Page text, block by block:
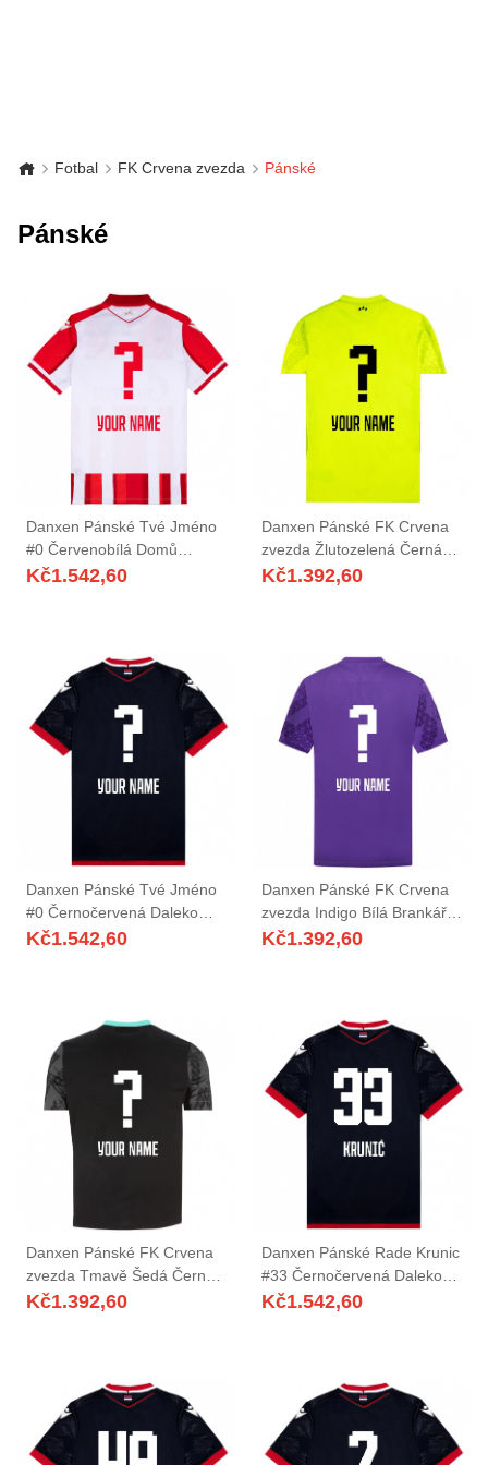
Fotbal FK Crvena zvezda Pánské
Pánské
Danxen Pánské Tvé Jméno
#0 Červenobílá Domů
Hráčské Dresy 2025/26 Dres
Kč1.542,60
Danxen Pánské FK Crvena
zvezda Žlutozelená Černá
Brankář Dresy 2025/26 Dres
Kč1.392,60
Danxen Pánské Tvé Jméno
#0 Černočervená Daleko
Hráčské Dresy 2025/26 Dres
Kč1.542,60
Danxen Pánské FK Crvena
zvezda Indigo Bílá Brankář
Dresy 2025/26 Dres
Kč1.392,60
Danxen Pánské FK Crvena
zvezda Tmavě Šedá Černá
Brankář Dresy 2025/26 Dres
Kč1.392,60
Danxen Pánské Rade Krunic
#33 Černočervená Daleko
Hráčské Dresy 2025/26 Dres
Kč1.542,60